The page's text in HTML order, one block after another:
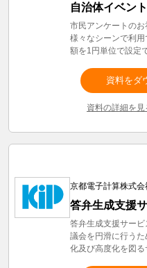
自治体イベン
市民アンケートのお
様々なシーンで利
額を1円単位で設定
資料をダ
資料の詳細を見
京都電子計算株式会
答弁生成支援
答弁生成支援サービ
議会を円滑に行うた
化及び高度化を図る